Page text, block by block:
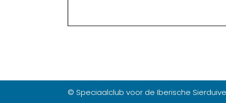
© Speciaalclub voor de Iberische